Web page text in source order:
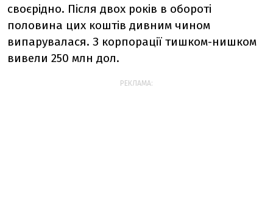
своєрідно. Після двох років в обороті
половина цих коштів дивним чином
випарувалася. З корпорації тишком-нишком
вивели 250 млн дол.
РЕКЛАМА: